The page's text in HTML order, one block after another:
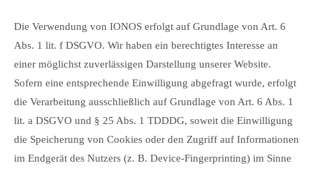
Die Verwendung von IONOS erfolgt auf Grundlage von Art. 6
Abs. 1 lit. f DSGVO. Wir haben ein berechtigtes Interesse an
einer möglichst zuverlässigen Darstellung unserer Website.
Sofern eine entsprechende Einwilligung abgefragt wurde, erfolgt
die Verarbeitung ausschließlich auf Grundlage von Art. 6 Abs. 1
lit. a DSGVO und § 25 Abs. 1 TDDDG, soweit die Einwilligung
die Speicherung von Cookies oder den Zugriff auf Informationen
im Endgerät des Nutzers (z. B. Device-Fingerprinting) im Sinne